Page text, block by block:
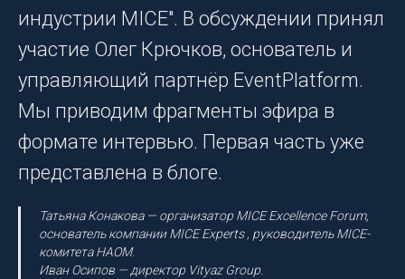
индустрии MICE". В обсуждении принял
участие Олег Крючков, основатель и
управляющий партнёр EventPlatform.
Мы приводим фрагменты эфира в
формате интервью. Первая часть уже
представлена в блоге.
Татьяна Конакова — организатор MICE Excellence Forum,
основатель компании MICE Experts , руководитель MICE-
комитета НАОМ.
Иван Осипов — директор Vityaz Group.